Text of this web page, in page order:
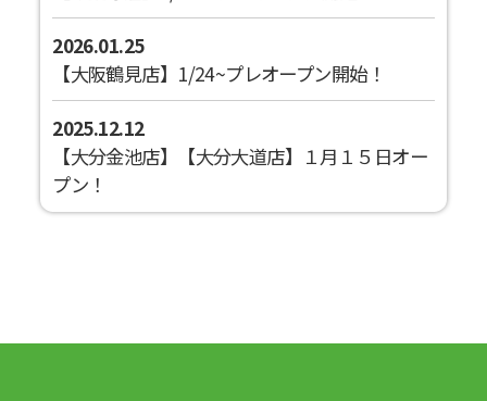
2026.01.25
【大阪鶴見店】1/24~プレオープン開始！
2025.12.12
【大分金池店】【大分大道店】１月１５日オー
プン！